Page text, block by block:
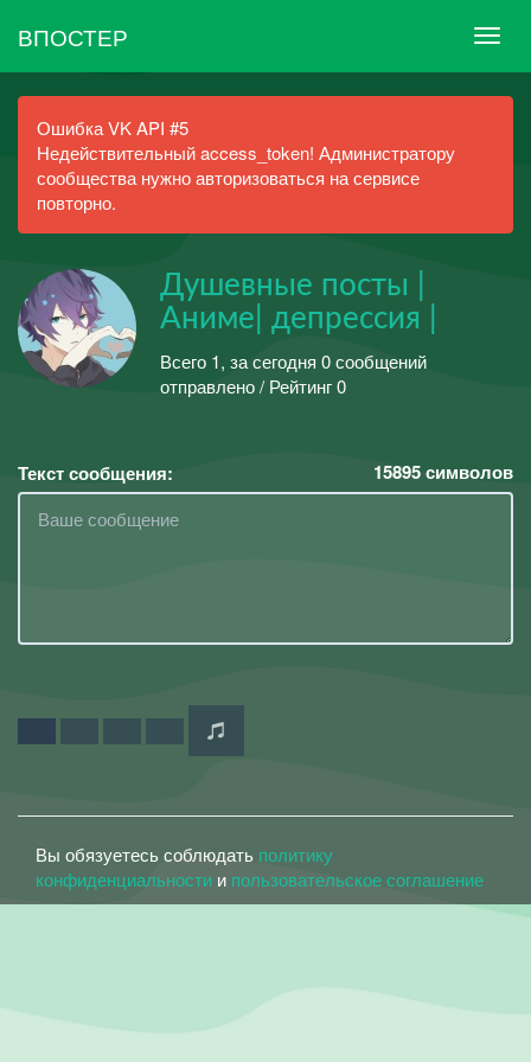
ВПОСТЕР
Ошибка VK API #5
Недействительный access_token! Администратору
сообщества нужно авторизоваться на сервисе
повторно.
Душевные посты |
Аниме| депрессия |
Всего 1, за сегодня 0 сообщений
отправлено / Рейтинг 0
Текст сообщения: 15895символов
Вы обязуетесь соблюдать политику
конфиденциальности и пользовательское соглашение